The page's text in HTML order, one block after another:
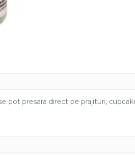
pot presara direct pe prajituri,